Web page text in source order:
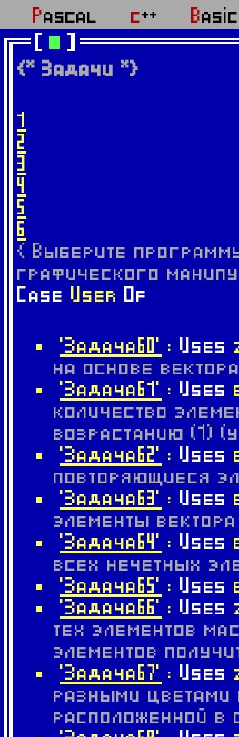
Pascal c++ Basic
{* Задачи *}
1
2
3
4
5
6
{ Выберите
графического
Case User Of
'Задача60' : Uses
на основе
'Задача61' : Uses
количество
возрастанию (1)
'Задача62' : Uses
повторяющиеся
'Задача63' : Uses
элементы
'Задача64' : Uses
всех нечетных
'Задача65' : Uses
'Задача66' : Uses
тех элементов
элементов
'Задача67' : Uses
разными цветами
расположенной в